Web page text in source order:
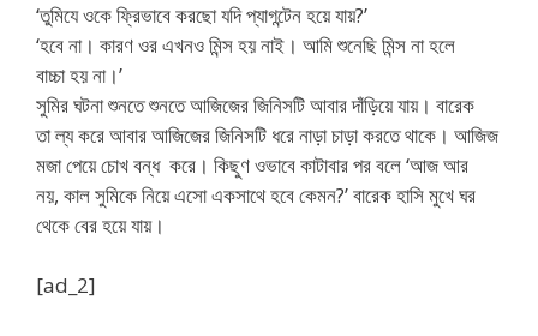
‘তুমিযে ওকে ফ্রিভাবে করছো যদি প্যাগন্টেন হয়ে যায়?’
‘হবে না। কারণ ওর এখনও মিন্স হয় নাই। আমি শুনেছি মিন্স না হলে
বাচ্চা হয় না।’
সুমির ঘটনা শুনতে শুনতে আজিজের জিনিসটি আবার দাঁড়িয়ে যায়। বারেক
তা ল্য করে আবার আজিজের জিনিসটি ধরে নাড়া চাড়া করতে থাকে। আজিজ
মজা পেয়ে চোখ বন্ধ করে। কিছুণ ওভাবে কাটাবার পর বলে ‘আজ আর
নয়, কাল সুমিকে নিয়ে এসো একসাথে হবে কেমন?’ বারেক হাসি মুখে ঘর
থেকে বের হয়ে যায়।
[ad_2]